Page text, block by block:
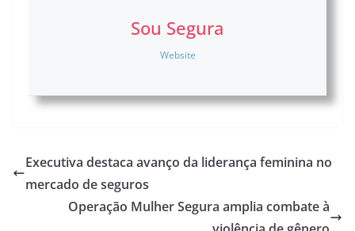
Sou Segura
Website
Executiva destaca avanço da liderança feminina no
mercado de seguros
Operação Mulher Segura amplia combate à